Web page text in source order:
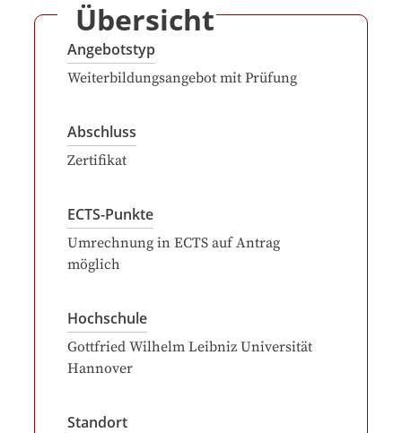
Übersicht
Angebotstyp
Weiterbildungsangebot mit Prüfung
Abschluss
Zertifikat
ECTS-Punkte
Umrechnung in ECTS auf Antrag
möglich
Hochschule
Gottfried Wilhelm Leibniz Universität
Hannover
Standort